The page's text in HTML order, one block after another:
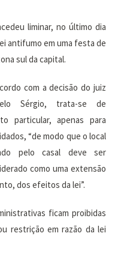
liminar, no último dia
antifumo em uma festa de
sul da capital.
com a decisão do juiz
Sérgio, trata-se de
particular, apenas para
“de modo que o local
pelo casal deve ser
como uma extensão
dos efeitos da lei”.
ficam proibidas
restrição em razão da lei